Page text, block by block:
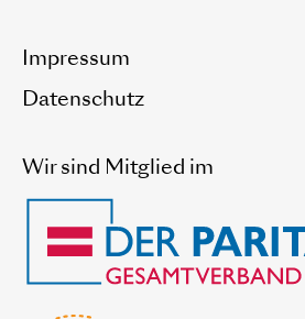
Impressum
Datenschutz
Wir sind Mitglied im